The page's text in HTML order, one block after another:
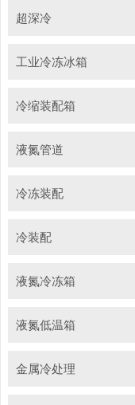
超深冷
工业冷冻冰箱
冷缩装配箱
液氮管道
冷冻装配
冷装配
液氮冷冻箱
液氮低温箱
金属冷处理